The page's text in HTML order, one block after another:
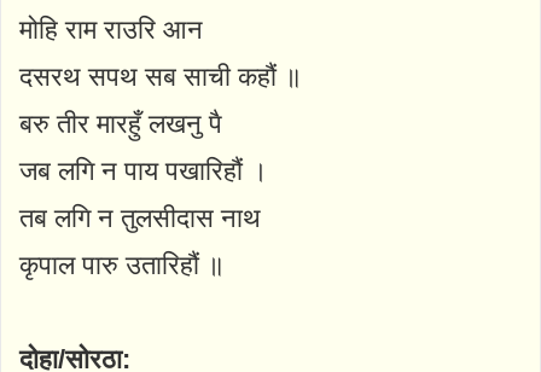
मोहि राम राउरि आन
दसरथ सपथ सब साची कहौं ॥
बरु तीर मारहुँ लखनु पै
जब लगि न पाय पखारिहौं ।
तब लगि न तुलसीदास नाथ
कृपाल पारु उतारिहौं ॥
दोहा/सोरठा: